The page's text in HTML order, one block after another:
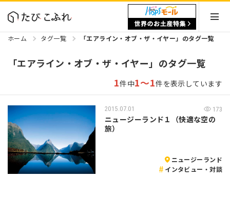
ホーム タグ一覧 「エアライン・オブ・ザ・イヤー」のタグ一覧
「エアライン・オブ・ザ・イヤー」のタグ一覧
1件中1～1件を表示しています
2015.07.01 173
ニュージーランド１（快適な空の
旅）
ニュージーランド
インタビュー・対談